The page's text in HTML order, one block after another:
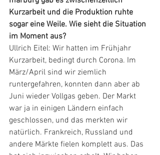
Kurzarbeit und die Produktion ruhte
sogar eine Weile. Wie sieht die Situation
im Moment aus?
Ullrich Eitel: Wir hatten im Frühjahr
Kurzarbeit, bedingt durch Corona. Im
März/April sind wir ziemlich
runtergefahren, konnten dann aber ab
Juni wieder Vollgas geben. Der Markt
war ja in einigen Ländern einfach
geschlossen, und das merkten wir
natürlich. Frankreich, Russland und
andere Märkte fielen komplett aus. Das